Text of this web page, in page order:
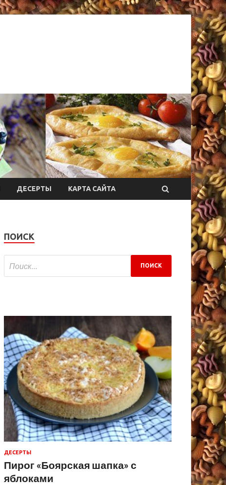
ДЕСЕРТЫ КАРТА САЙТА
ПОИСК
ДЕСЕРТЫ
Пирог «Боярская шапка» с
яблоками